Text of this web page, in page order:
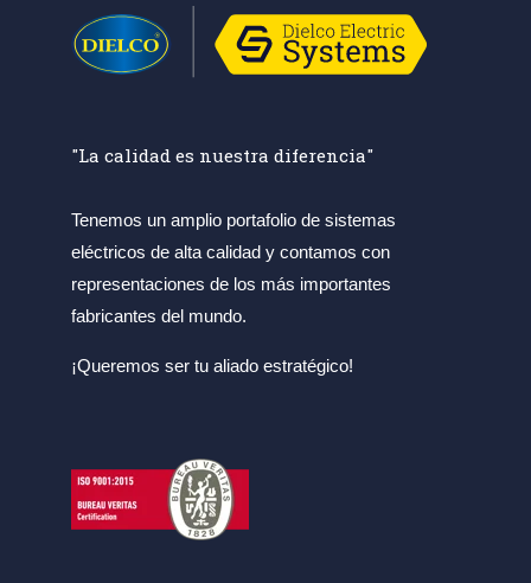
"La calidad es nuestra diferencia"
Tenemos un amplio portafolio de sistemas
eléctricos de alta calidad y contamos con
representaciones de los más importantes
fabricantes del mundo.
¡Queremos ser tu aliado estratégico!